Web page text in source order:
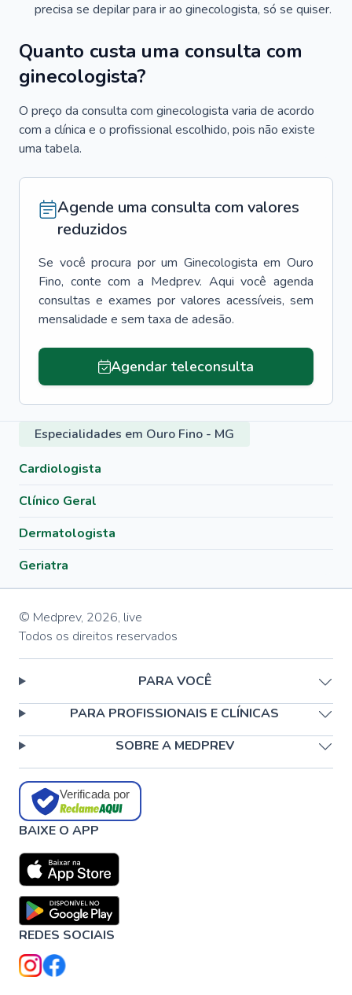
precisa se depilar para ir ao ginecologista, só se quiser.
Quanto custa uma consulta com
ginecologista?
O preço da consulta com ginecologista varia de acordo
com a clínica e o profissional escolhido, pois não existe
uma tabela.
Agende uma consulta com valores
reduzidos
Se você procura por um Ginecologista em Ouro
Fino, conte com a Medprev. Aqui você agenda
consultas e exames por valores acessíveis, sem
mensalidade e sem taxa de adesão.
Agendar teleconsulta
Especialidades em Ouro Fino - MG
Cardiologista
Clínico Geral
Dermatologista
Geriatra
© Medprev, 2026, live
Todos os direitos reservados
PARA VOCÊ
PARA PROFISSIONAIS E CLÍNICAS
SOBRE A MEDPREV
Verificada por
BAIXE O APP
REDES SOCIAIS